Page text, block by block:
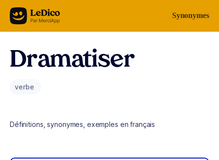
Aller au contenu Synonymes
Dramatiser
verbe
Définitions, synonymes, exemples en français